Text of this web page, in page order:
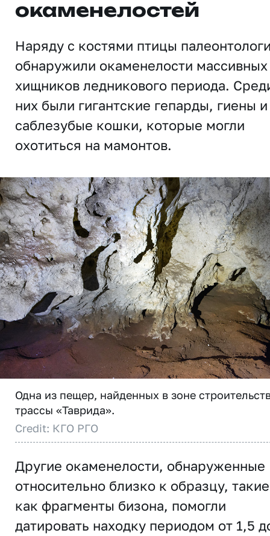
окаменелостей
Наряду с костями птицы
обнаружили окаменелости массивных
хищников ледникового периода.
них были гигантские гепарды, гиены и
саблезубые кошки, которые могли
охотиться на мамонтов.
Одна из пещер, найденных в зоне
трассы «Таврида».
Credit: КГО РГО
Другие окаменелости, обнаруженные
относительно близко к образцу, такие
как фрагменты бизона, помогли
датировать находку периодом от 1,5